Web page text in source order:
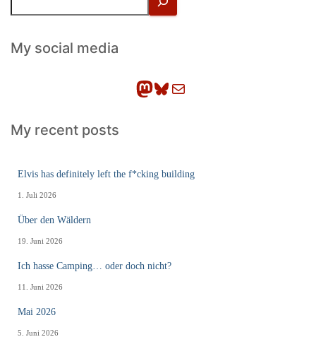
h
eMy social media
Mastodon Bluesky E-Mail
My recent posts
Elvis has definitely left the f*cking building
1. Juli 2026
Über den Wäldern
19. Juni 2026
Ich hasse Camping… oder doch nicht?
11. Juni 2026
Mai 2026
5. Juni 2026